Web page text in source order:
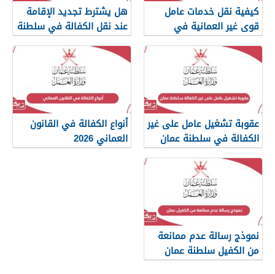
كيفية نقل خدمات عامل
قوى غير العمانية في
سلطنة عمان
هل يشترط تجديد الإقامة
عند نقل الكفالة في سلطنة
عمان؟
عقوبة تشغيل عامل على غير
الكفالة في سلطنة عمان
أنواع الكفالة في القانون
العماني 2026
نموذج رسالة عدم ممانعة
من الكفيل سلطنة عمان